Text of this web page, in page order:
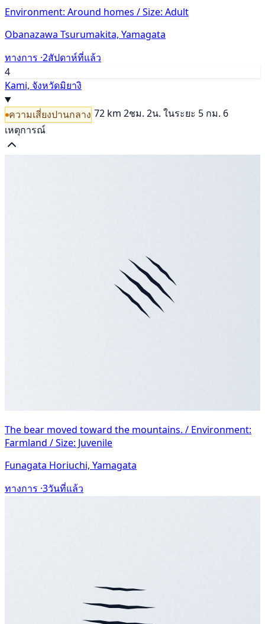
Environment: Around homes / Size: Adult
Obanazawa Tsurumakita, Yamagata
ทางการ ·2สัปดาห์ที่แล้ว
4
Kami, จังหวัดมิยางิ
ความเสี่ยงปานกลาง 72 km 2ชม. 2น. ในระยะ 5 กม. 6
เหตุการณ์
The bear moved toward the mountains. / Environment:
Farmland / Size: Juvenile
Funagata Horiuchi, Yamagata
ทางการ ·3วันที่แล้ว